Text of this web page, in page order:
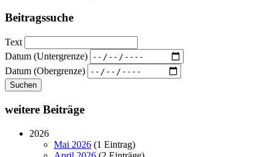
Beitragssuche
Text
Datum (Untergrenze)
Datum (Obergrenze)
Suchen
weitere Beiträge
2026
Mai 2026 (1 Eintrag)